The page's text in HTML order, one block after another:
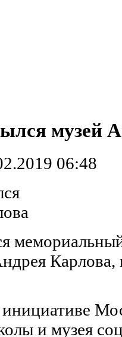
музей
06:48
Карлова,
и музея